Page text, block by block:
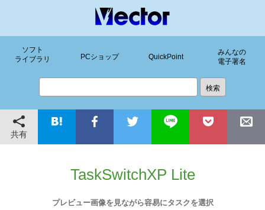
ソフト
ライブラリ
PCショップ QuickPoint
みんなの
電子署名
共有
TaskSwitchXP Lite
プレビュー画像を見ながら容易にタスクを選択